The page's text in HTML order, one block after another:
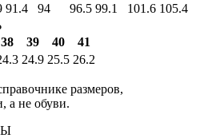
91.4 94 96.5 99.1 101.6 105.4
38 39 40
41
24.9 25.5 26.2
размеров,
а не обуви.